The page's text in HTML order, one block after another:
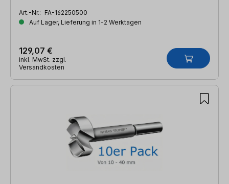
Art.-Nr.: FA-162250500
Auf Lager, Lieferung in 1-2 Werktagen
129,07 €
inkl. MwSt. zzgl.
Versandkosten